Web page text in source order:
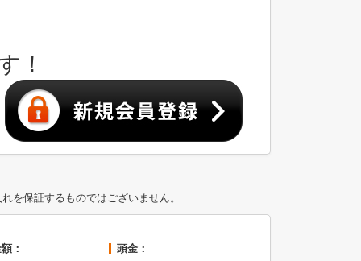
！
を保証するものではございません。
： 頭金：